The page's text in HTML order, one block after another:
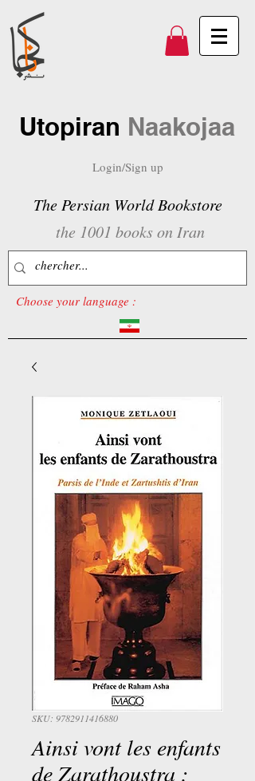
Utopiran Naakojaa
Login/Sign up
The Persian World Bookstore
the 1001 books on Iran
Choose your language :
SKU: 9782911416880
Ainsi vont les enfants
de Zarathoustra :